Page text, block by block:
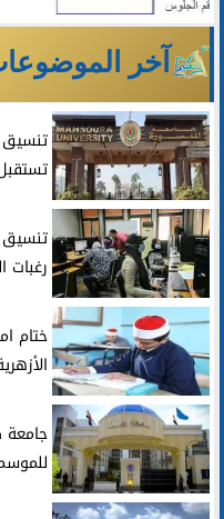
آخر
رغبات
ختام
الأزهرية
جامعة